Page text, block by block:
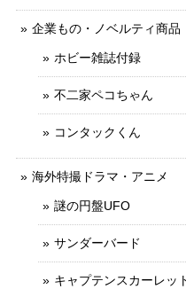
企業もの・ノベルティ商品
ホビー雑誌付録
不二家ペコちゃん
コンタックくん
海外特撮ドラマ・アニメ
謎の円盤UFO
サンダーバード
キャプテンスカーレッ